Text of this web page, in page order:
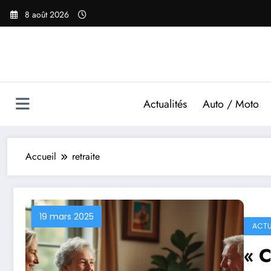
Aller
8 août 2026
Actualités Auto / Moto
Accueil retraite
19 mars 2025
«